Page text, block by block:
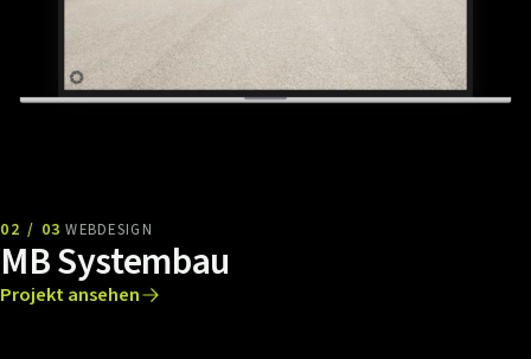
02 / 03 WEBDESIGN
MB Systembau
Projekt ansehen